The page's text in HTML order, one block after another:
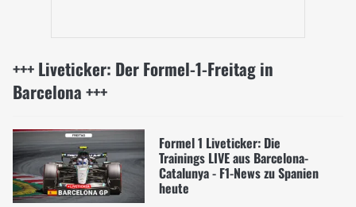
+++ Liveticker: Der Formel-1-Freitag in
Barcelona +++
Formel 1 Liveticker: Die
Trainings LIVE aus Barcelona-
Catalunya - F1-News zu Spanien
heute